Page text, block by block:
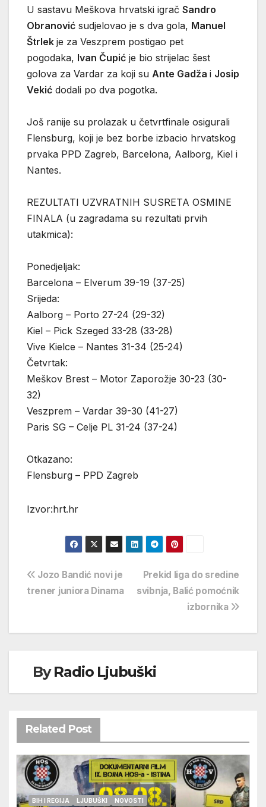
U sastavu Meškova hrvatski igrač Sandro
Obranović sudjelovao je s dva gola, Manuel
Štrlek je za Veszprem postigao pet
pogodaka, Ivan Čupić je bio strijelac šest
golova za Vardar za koji su Ante Gadža i Josip
Vekić dodali po dva pogotka.
Još ranije su prolazak u četvrtfinale osigurali
Flensburg, koji je bez borbe izbacio hrvatskog
prvaka PPD Zagreb, Barcelona, Aalborg, Kiel i
Nantes.
REZULTATI UZVRATNIH SUSRETA OSMINE
FINALA (u zagradama su rezultati prvih
utakmica):
Ponedjeljak:
Barcelona – Elverum 39-19 (37-25)
Srijeda:
Aalborg – Porto 27-24 (29-32)
Kiel – Pick Szeged 33-28 (33-28)
Vive Kielce – Nantes 31-34 (25-24)
Četvrtak:
Meškov Brest – Motor Zaporožje 30-23 (30-
32)
Veszprem – Vardar 39-30 (41-27)
Paris SG – Celje PL 31-24 (37-24)
Otkazano:
Flensburg – PPD Zagreb
Izvor:hrt.hr
Navigacija
objava
Prekid liga do sredine
svibnja, Balić pomoćnik
izbornika
Jozo Bandić novi je
trener juniora Dinama
ByRadio Ljubuški
Related Post
BIH I REGIJA LJUBUŠKI NOVOSTI